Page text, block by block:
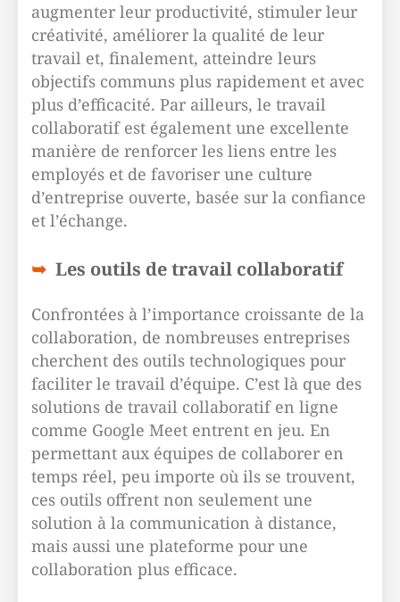
augmenter leur productivité, stimuler leur
créativité, améliorer la qualité de leur
travail et, finalement, atteindre leurs
objectifs communs plus rapidement et avec
plus d’efficacité. Par ailleurs, le travail
collaboratif est également une excellente
manière de renforcer les liens entre les
employés et de favoriser une culture
d’entreprise ouverte, basée sur la confiance
et l’échange.
Les outils de travail collaboratif
Confrontées à l’importance croissante de la
collaboration, de nombreuses entreprises
cherchent des outils technologiques pour
faciliter le travail d’équipe. C’est là que des
solutions de travail collaboratif en ligne
comme Google Meet entrent en jeu. En
permettant aux équipes de collaborer en
temps réel, peu importe où ils se trouvent,
ces outils offrent non seulement une
solution à la communication à distance,
mais aussi une plateforme pour une
collaboration plus efficace.